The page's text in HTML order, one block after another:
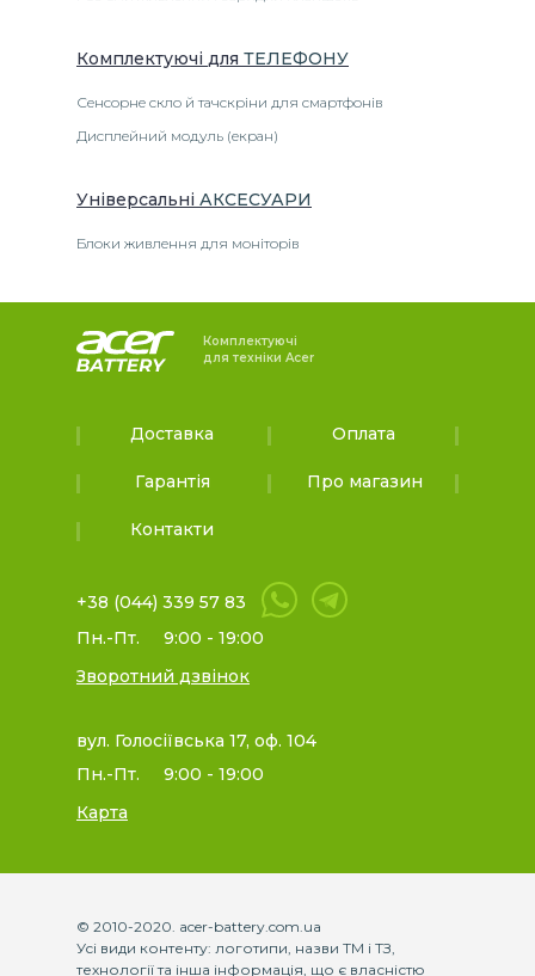
Комплектуючі для ТЕЛЕФОНУ
Сенсорне скло й тачскріни для смартфонів
Дисплейний модуль (екран)
Універсальні АКСЕСУАРИ
Блоки живлення для моніторів
Комплектуючі
для техніки Acer
Доставка Оплата
Гарантія Про магазин
Контакти
+38 (044) 339 57 83
Пн.-Пт.
9:00 - 19:00
Зворотний дзвінок
вул. Голосіївська 17, оф. 104
Пн.-Пт.
9:00 - 19:00
Карта
© 2010-2020. acer-battery.com.ua
Усі види контенту: логотипи, назви ТМ і ТЗ,
технології та інша інформація, що є власністю